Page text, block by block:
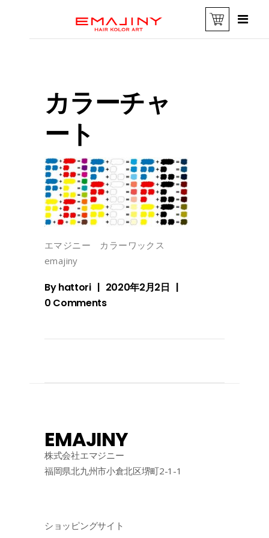
カラーチャ
ート
エマジニー カラーワックス
emajiny
Byhattori
2020年2月2日
0 Comments
EMAJINY
株式会社エマジニー
福岡県北九州市小倉北区堺町2-1-1
ショッピングサイト